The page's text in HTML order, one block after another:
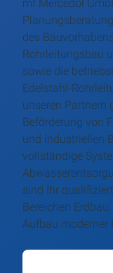
mf Mercedöl
des
Rohrleitungsbau
sowie die
Edelstahl-
unseren Partnern
Beförderung von
und industriellen
vollständige
sind Ihr
Bereichen
Aufbau moderner